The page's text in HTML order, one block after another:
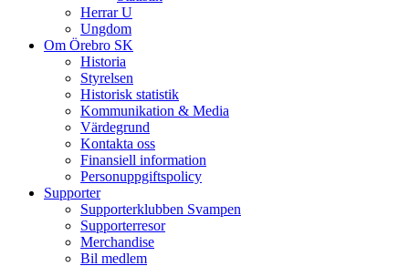
Herrar U
Ungdom
Om Örebro SK
Historia
Styrelsen
Historisk statistik
Kommunikation & Media
Värdegrund
Kontakta oss
Finansiell information
Personuppgiftspolicy
Supporter
Supporterklubben Svampen
Supporterresor
Merchandise
Bil medlem